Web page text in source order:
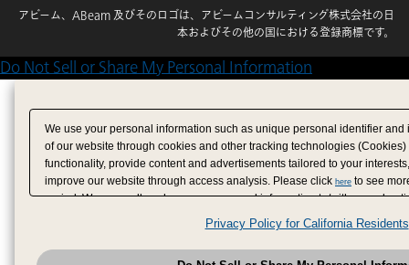
アビーム、ABeam 及びそのロゴは、アビームコンサルティング株式会社の日
本およびその他の国における登録商標です。
Do Not Sell or Share My Personal Information
We use your personal information such as unique personal identifier
of our website through cookies and other tracking technologies
functionality, provide content and advertisements tailored to your
improve our website through access analysis. Please click here to see
period. We may sell or share your personal information to/with our
analytics service partners. These partners may combine the data shared
have provided to them or that they have collected from your use of their
analyze and optimize advertisements delivered to you by businesses
Privacy Policy for California Residents